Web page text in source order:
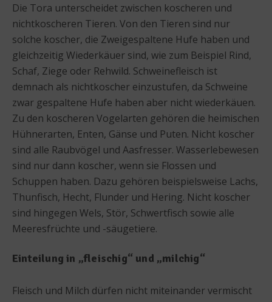
Die Tora unterscheidet zwischen koscheren und
nichtkoscheren Tieren. Von den Tieren sind nur
solche koscher, die Zweigespaltene Hufe haben und
gleichzeitig Wiederkäuer sind, wie zum Beispiel Rind,
Schaf, Ziege oder Rehwild. Schweinefleisch ist
demnach als nichtkoscher einzustufen, da Schweine
zwar gespaltene Hufe haben aber nicht wiederkäuen.
Zu den koscheren Vogelarten gehören die heimischen
Hühnerarten, Enten, Gänse und Puten. Nicht koscher
sind alle Raubvögel und Aasfresser. Wasserlebewesen
sind nur dann koscher, wenn sie Flossen und
Schuppen haben. Dazu gehören beispielsweise Lachs,
Thunfisch, Hecht, Flunder und Hering. Nicht koscher
sind hingegen Wels, Stör, Schwertfisch sowie alle
Meeresfrüchte und -säugetiere.
Einteilung in „fleischig“ und „milchig“
Fleisch und Milch dürfen nicht miteinander vermischt